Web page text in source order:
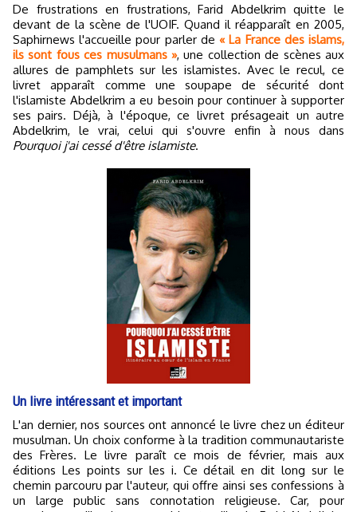
De frustrations en frustrations, Farid Abdelkrim quitte le
devant de la scène de l'UOIF. Quand il réapparaît en 2005,
Saphirnews l'accueille pour parler de« La France des islams,
ils sont fous ces musulmans », une collection de scènes aux
allures de pamphlets sur les islamistes. Avec le recul, ce
livret apparaît comme une soupape de sécurité dont
l'islamiste Abdelkrim a eu besoin pour continuer à supporter
ses pairs. Déjà, à l'époque, ce livret présageait un autre
Abdelkrim, le vrai, celui qui s'ouvre enfin à nous dans
Pourquoi j'ai cessé d'être islamiste.
Un livre intéressant et important
L'an dernier, nos sources ont annoncé le livre chez un éditeur
musulman. Un choix conforme à la tradition communautariste
des Frères. Le livre paraît ce mois de février, mais aux
éditions Les points sur les i. Ce détail en dit long sur le
chemin parcouru par l'auteur, qui offre ainsi ses confessions à
un large public sans connotation religieuse. Car, pour